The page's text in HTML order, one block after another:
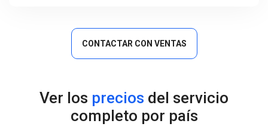
CONTACTAR CON VENTAS
Ver los precios del servicio
completo por país